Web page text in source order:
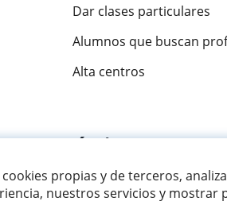
propias y de terceros,
nuestros servicios y mostrar
Dar clases particulares
Alumnos que buscan
Alta centros
Fantástica 9,5/10